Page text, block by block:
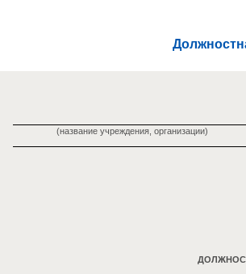
(название учреждения, организации)